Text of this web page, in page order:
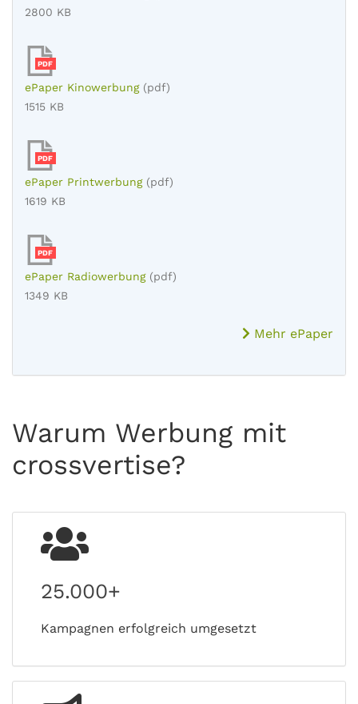
2800 KB
PDF
ePaper Kinowerbung (pdf)
1515 KB
PDF
ePaper Printwerbung (pdf)
1619 KB
PDF
ePaper Radiowerbung (pdf)
1349 KB
Mehr ePaper
Warum Werbung mit
crossvertise?
25.000+
Kampagnen erfolgreich umgesetzt